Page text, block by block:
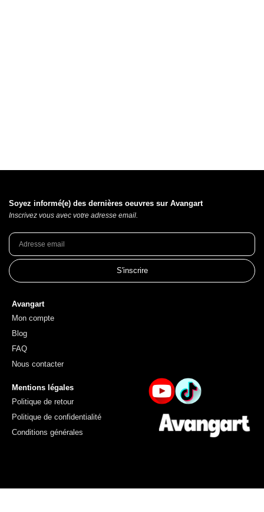
Avangart
Mon compte
Blog
FAQ
Nous contacter
Soyez informé(e) des dernières oeuvres sur Avangart
Inscrivez vous avec votre adresse email.
S'inscrire
Mentions légales
Politique de retour
Politique de confidentialité
Conditions générales